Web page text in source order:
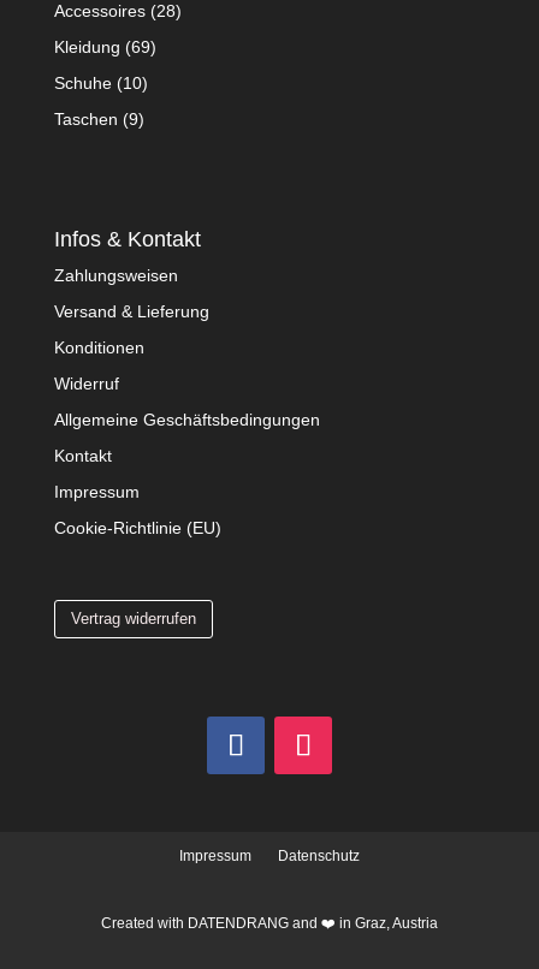
Accessoires (28)
Kleidung (69)
Schuhe (10)
Taschen (9)
Infos & Kontakt
Zahlungsweisen
Versand & Lieferung
Konditionen
Widerruf
Allgemeine Geschäftsbedingungen
Kontakt
Impressum
Cookie-Richtlinie (EU)
Vertrag widerrufen
Impressum Datenschutz
Created with DATENDRANGand ❤️ in Graz, Austria